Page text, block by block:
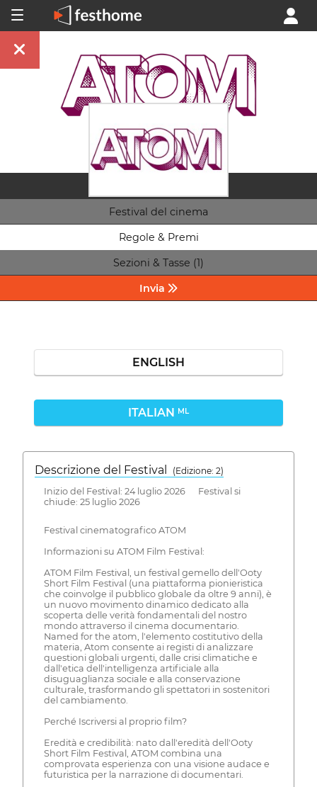
Festival del cinema
Regole & Premi
Sezioni & Tasse (1)
Invia
ENGLISH
ITALIAN ML
Descrizione del Festival
( Edizione: 2)
Inizio del Festival: 24 luglio 2026 Festival si
chiude: 25 luglio 2026
Festival cinematografico ATOM
Informazioni su ATOM Film Festival:
ATOM Film Festival, un festival gemello dell'Ooty
Short Film Festival (una piattaforma pionieristica
che coinvolge il pubblico globale da oltre 9 anni), è
un nuovo movimento dinamico dedicato alla
scoperta delle verità fondamentali del nostro
mondo attraverso il cinema documentario.
Named for the atom, l'elemento costitutivo della
materia, Atom consente ai registi di analizzare
questioni globali urgenti, dalle crisi climatiche e
dall'etica dell'intelligenza artificiale alla
disuguaglianza sociale e alla conservazione
culturale, trasformando gli spettatori in sostenitori
del cambiamento.
Perché Iscriversi al proprio film?
Eredità e credibilità: nato dall'eredità dell'Ooty
Short Film Festival, ATOM combina una
comprovata esperienza con una visione audace e
futuristica per la narrazione di documentari.